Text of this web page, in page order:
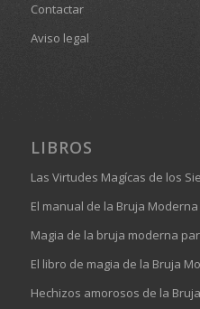
Contactar
Aviso legal
LIBROS
Las Virtudes Magícas de los
El manual de la Bruja Moderna
Magia de la bruja moderna
El libro de magia de la Bruja
Hechizos amorosos de la